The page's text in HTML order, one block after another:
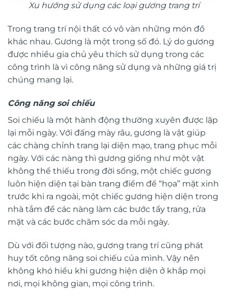
Xu hướng sử dụng các loại gương trang trí
Trong trang trí nội thất có vô vàn những món đồ
khác nhau. Gương là một trong số đó. Lý do gương
được nhiều gia chủ yêu thích sử dụng trong các
công trình là vì công năng sử dụng và những giá trị
chúng mang lại.
Công năng soi chiếu
Soi chiếu là một hành động thường xuyên được lặp
lại mỗi ngày. Với đấng mày râu, gương là vật giúp
các chàng chỉnh trang lại diện mạo, trang phục mỗi
ngày. Với các nàng thì gương giống như một vật
không thể thiếu trong đời sống, một chiếc gương
luôn hiện diện tại bàn trang điểm để “họa” mặt xinh
trước khi ra ngoài, một chiếc gương hiện diện trong
nhà tắm để các nàng làm các bước tẩy trang, rửa
mặt và các bước chăm sóc da mỗi ngày.
Dù với đối tượng nào, gương trang trí cũng phát
huy tốt công năng soi chiếu của mình. Vậy nên
không khó hiểu khi gương hiện diện ở khắp mọi
nơi, mọi không gian, mọi công trình.